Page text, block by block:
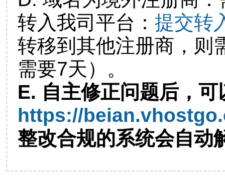
转入我司平台： 提交转
转移到其他注册商，则
需要7天）。
E. 自主修正问题后，可
https://
整改合规的系统会自动